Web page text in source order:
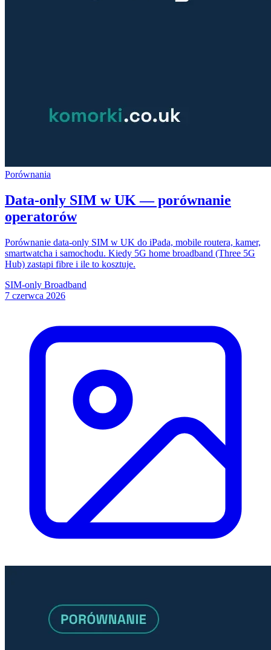
Porównania
Data-only SIM w UK — porównanie
operatorów
Porównanie data-only SIM w UK do iPada, mobile routera, kamer,
smartwatcha i samochodu. Kiedy 5G home broadband (Three 5G
Hub) zastąpi fibre i ile to kosztuje.
SIM-only Broadband
7 czerwca 2026